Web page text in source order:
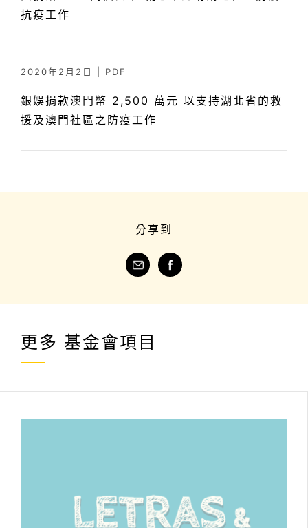
抗疫工作
2020年2月2日 PDF
銀娛捐款澳門幣 2,500 萬元 以支持湖北省的救
援及澳門社區之防疫工作
分享到
更多 基金會項目